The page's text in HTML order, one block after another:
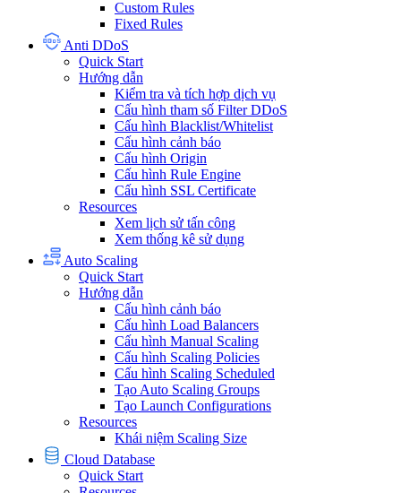
Custom Rules
Fixed Rules
Anti DDoS
Quick Start
Hướng dẫn
Kiểm tra và tích hợp dịch vụ
Cấu hình tham số Filter DDoS
Cấu hình Blacklist/Whitelist
Cấu hình cảnh báo
Cấu hình Origin
Cấu hình Rule Engine
Cấu hình SSL Certificate
Resources
Xem lịch sử tấn công
Xem thống kê sử dụng
Auto Scaling
Quick Start
Hướng dẫn
Cấu hình cảnh báo
Cấu hình Load Balancers
Cấu hình Manual Scaling
Cấu hình Scaling Policies
Cấu hình Scaling Scheduled
Tạo Auto Scaling Groups
Tạo Launch Configurations
Resources
Khái niệm Scaling Size
Cloud Database
Quick Start